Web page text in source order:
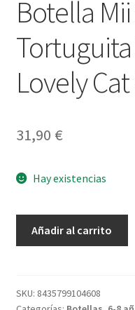
Botella Mii
Lovely
31,90 €
Hay existencias
Tortuguita
Añadir al carrito
SKU: 8435799104608